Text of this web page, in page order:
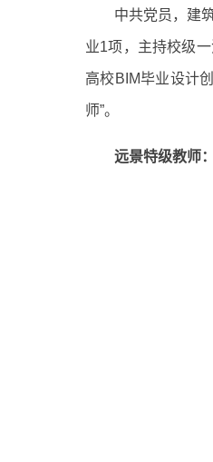
中共党员，建
业1项，主持校级
高校BIM毕业设计
师”。
远景特级教师